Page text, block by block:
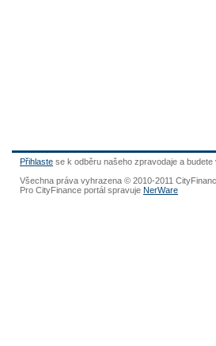
Přihlaste se k odběru našeho zpravodaje a
Všechna práva vyhrazena © 2010-2011
Pro CityFinance portál spravuje NerWare